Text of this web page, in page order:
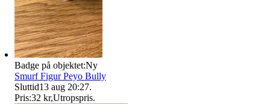
Badge på objektet:Ny
Smurf Figur Peyo Bully
Sluttid13 aug 20:27.
Pris:32 kr,Utropspris.